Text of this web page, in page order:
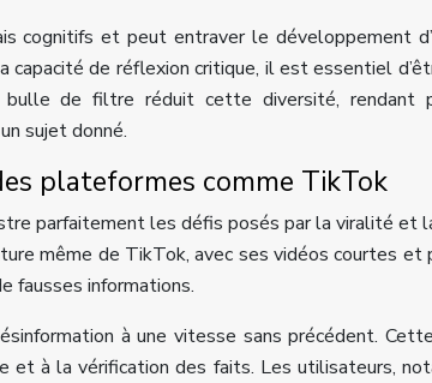
cognitifs et peut entraver le développement
de réflexion critique, il est essentiel
bulle de filtre réduit cette diversité, rendant
sujet donné.
plateformes comme TikTok
parfaitement les défis posés par la viralité et
même de TikTok, avec ses vidéos courtes et
fausses informations.
à une vitesse sans précédent.
et à la vérification des faits. Les utilisateurs,